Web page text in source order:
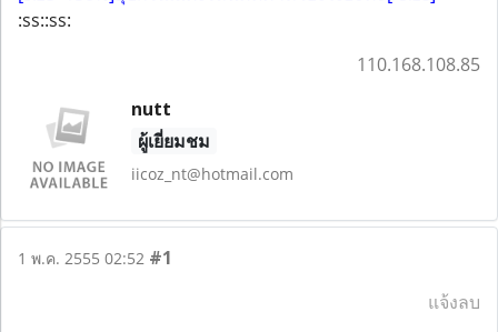
:ss::ss:
110.168.108.85
nutt
ผู้เยี่ยมชม
iicoz_nt@hotmail.com
1 พ.ค. 2555 02:52 #1
แจ้งลบ